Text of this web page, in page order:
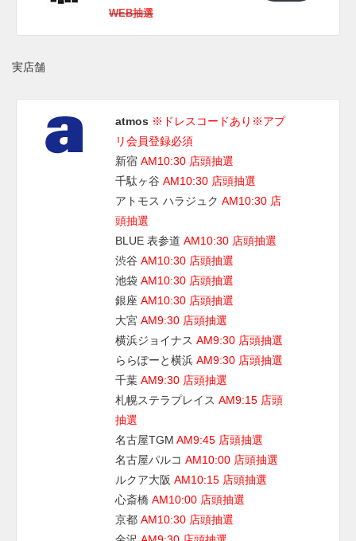
WEB抽選
実店舗
atmos ※ドレスコードあり※アプ
リ会員登録必須
新宿 AM10:30 店頭抽選
千駄ヶ谷 AM10:30 店頭抽選
アトモス ハラジュク AM10:30 店
頭抽選
BLUE 表参道 AM10:30 店頭抽選
渋谷 AM10:30 店頭抽選
池袋 AM10:30 店頭抽選
銀座 AM10:30 店頭抽選
大宮 AM9:30 店頭抽選
横浜ジョイナス AM9:30 店頭抽選
ららぽーと横浜 AM9:30 店頭抽選
千葉 AM9:30 店頭抽選
札幌ステラプレイス AM9:15 店頭
抽選
名古屋TGM AM9:45 店頭抽選
名古屋パルコ AM10:00 店頭抽選
ルクア大阪 AM10:15 店頭抽選
心斎橋 AM10:00 店頭抽選
京都 AM10:30 店頭抽選